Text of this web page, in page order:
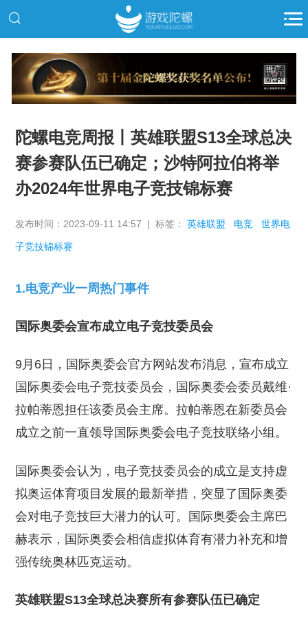
推广
陀螺电竞周报丨英雄联盟S13全球总决
赛参赛队伍已确定；沙特阿拉伯将举
办2024年世界电子竞技锦标赛
发布时间：2023-09-11 14:57 | 标签：英雄联盟 电竞 世界电
子竞技锦标赛
1.电竞产业一周热门事件
国际奥委会宣布成立电子竞技委员会
9月6日，国际奥委会官方网站发布消息，宣布成立
国际奥委会电子竞技委员会，国际奥委会委员戴维·
拉帕蒂恩担任该委员会主席。拉帕蒂恩在新委员会
成立之前一直领导国际奥委会电子竞技联络小组。
国际奥委会认为，电子竞技委员会的成立是支持虚
拟奥运体育项目发展的最新举措，突显了国际奥委
会对电子竞技巨大潜力的认可。国际奥委会主席巴
赫表示，国际奥委会相信虚拟体育有潜力补充和增
强传统奥林匹克运动。
英雄联盟S13全球总决赛所有参赛队伍已确定